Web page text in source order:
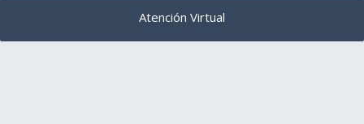
Atención Virtual